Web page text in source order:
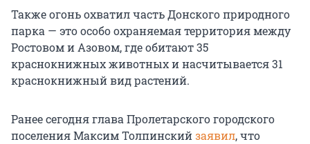
Также огонь охватил часть Донского природного
парка — это особо охраняемая территория между
Ростовом и Азовом, где обитают 35
краснокнижных животных и насчитывается 31
краснокнижный вид растений.
Ранее сегодня глава Пролетарского городского
поселения Максим Толпинскийзаявил, что